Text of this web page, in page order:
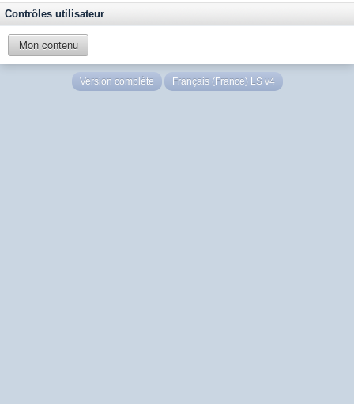
Contrôles utilisateur
Mon contenu
Version complète Français (France) LS v4